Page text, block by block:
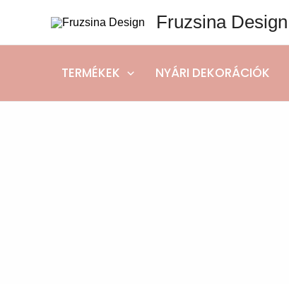
content
Fruzsina Design
TERMÉKEK NYÁRI DEKORÁCIÓK